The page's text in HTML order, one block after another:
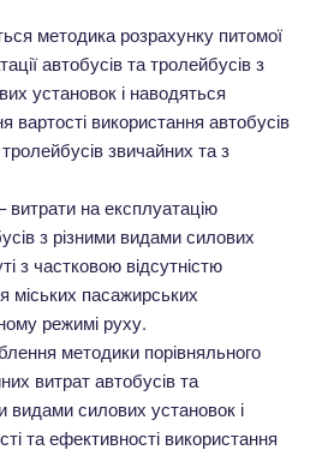
методика розрахунку питомої
автобусів та тролейбусів з
установок і наводяться
вартості використання автобусів
звичайних та з
витрати на експлуатацію
з різними видами силових
з частковою відсутністю
міських пасажирських
режимі руху.
методики порівняльного
витрат автобусів та
видами силових установок і
та ефективності використання